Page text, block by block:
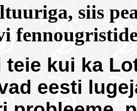
siis
teie kui ka
eesti